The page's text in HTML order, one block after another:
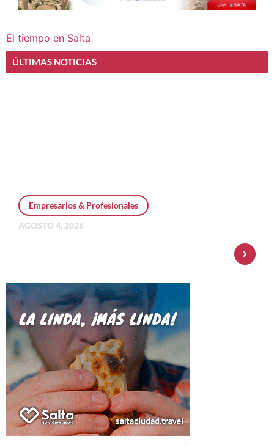
El tiempo en Salta
ÚLTIMAS NOTICIAS
Empresarios & Profesionales
AGOSTO 4, 2026